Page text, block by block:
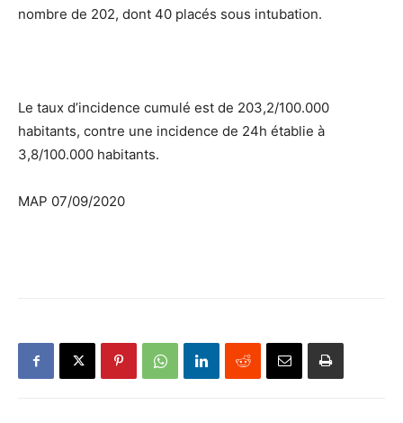
nombre de 202, dont 40 placés sous intubation.
Le taux d’incidence cumulé est de 203,2/100.000
habitants, contre une incidence de 24h établie à
3,8/100.000 habitants.
MAP 07/09/2020